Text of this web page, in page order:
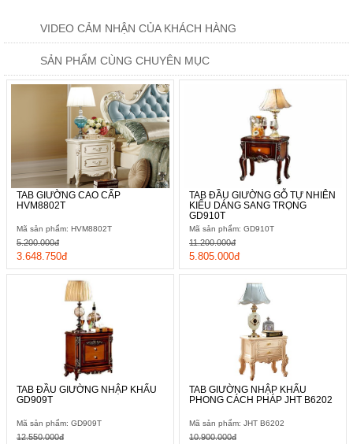
VIDEO CẢM NHẬN CỦA KHÁCH HÀNG
SẢN PHẨM CÙNG CHUYÊN MỤC
TAB GIƯỜNG CAO CẤP
HVM8802T
Mã sản phẩm: HVM8802T
3.648.750đ
5.200.000đ
TAB ĐẦU GIƯỜNG GỖ TỰ NHIÊN
KIỂU DÁNG SANG TRỌNG
GD910T
Mã sản phẩm: GD910T
5.805.000đ
11.200.000đ
TAB ĐẦU GIƯỜNG NHẬP KHẨU
GD909T
Mã sản phẩm: GD909T
12.550.000đ
TAB GIƯỜNG NHẬP KHẨU
PHONG CÁCH PHÁP JHT B6202
Mã sản phẩm: JHT B6202
10.900.000đ